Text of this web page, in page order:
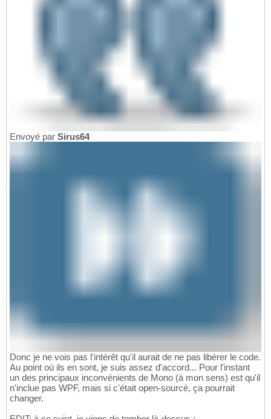
Envoyé par Sirus64
Donc je ne vois pas l'intérêt qu'il aurait de ne pas libérer le code.
Au point où ils en sont, je suis assez d'accord... Pour l'instant
un des principaux inconvénients de Mono (à mon sens) est qu'il
n'inclue pas WPF, mais si c'était open-sourcé, ça pourrait
changer.